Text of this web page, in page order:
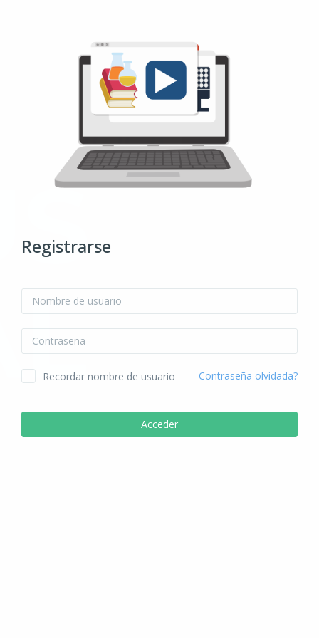
Registrarse
Nombre de usuario
Contraseña
Recordar nombre de usuario Contraseña olvidada?
Acceder